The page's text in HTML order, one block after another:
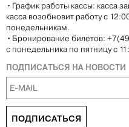
• График работы кассы: касса
касса возобновит работу с
понедельникам.
• Бронирование билетов:
с понедельника по пятницу с
ПОДПИСАТЬСЯ НА НОВОСТИ
ПОДПИСАТЬСЯ